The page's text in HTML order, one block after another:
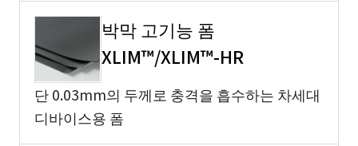
박막 고기능 폼
XLIM™/XLIM™-HR
단 0.03mm의 두께로 충격을 흡수하는 차세대
디바이스용 폼